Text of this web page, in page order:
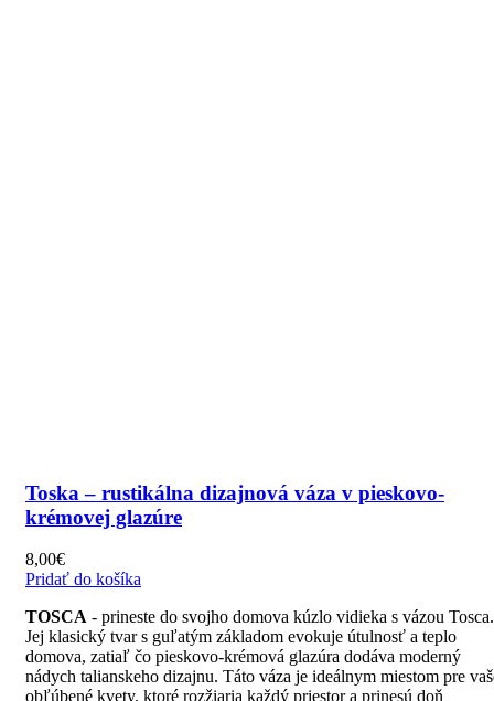
Toska – rustikálna dizajnová váza v pieskovo-
krémovej glazúre
8,00€
Pridať do košíka
TOSCA - prineste do svojho domova kúzlo vidieka s vázou Tosca.
Jej klasický tvar s guľatým základom evokuje útulnosť a teplo
domova, zatiaľ čo pieskovo-krémová glazúra dodáva moderný
nádych talianskeho dizajnu. Táto váza je ideálnym miestom pre
obľúbené kvety, ktoré rozžiaria každý priestor a prinesú doň